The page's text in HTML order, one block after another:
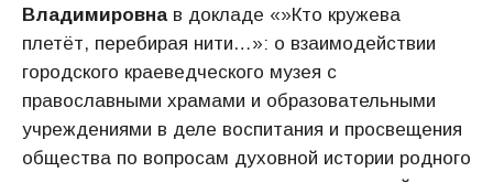
Владимировнав докладе «»Кто кружева
плетёт, перебирая нити…»: о взаимодействии
городского краеведческого музея с
православными храмами и образовательными
учреждениями в деле воспитания и просвещения
общества по вопросам духовной истории родного